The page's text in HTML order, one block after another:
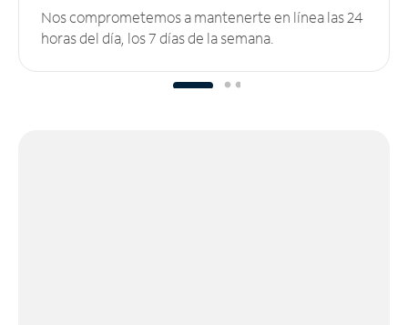
Nos comprometemos a mantenerte en línea las 24
horas del día, los 7 días de la semana.